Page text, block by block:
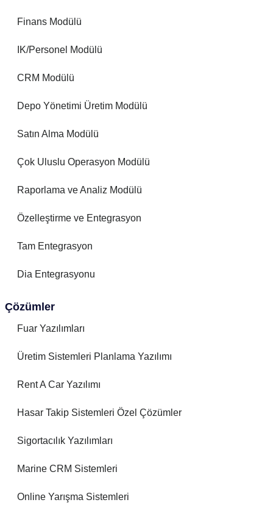
Finans Modülü
IK/Personel Modülü
CRM Modülü
Depo Yönetimi Üretim Modülü
Satın Alma Modülü
Çok Uluslu Operasyon Modülü
Raporlama ve Analiz Modülü
Özelleştirme ve Entegrasyon
Tam Entegrasyon
Dia Entegrasyonu
Çözümler
Fuar Yazılımları
Üretim Sistemleri Planlama Yazılımı
Rent A Car Yazılımı
Hasar Takip Sistemleri Özel Çözümler
Sigortacılık Yazılımları
Marine CRM Sistemleri
Online Yarışma Sistemleri